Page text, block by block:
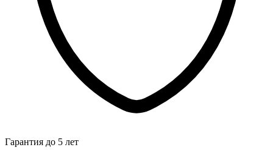
Гарантия до 5 лет